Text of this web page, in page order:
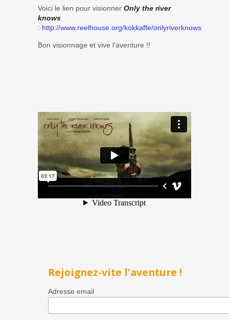
Voici le lien pour visionner Only the river
knows
: http://www.reelhouse.org/kokkaffe/onlyriverknows
Bon visionnage et vive l'aventure !!
Rejoignez-vite l'aventure !
Adresse email